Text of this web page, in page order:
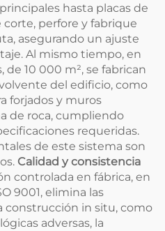
hasta placas de
perfore y fabrique
asegurando un ajuste
Al mismo tiempo, en
10 000 m², se fabrican
del edificio, como
forjados y muros
de roca, cumpliendo
requeridas.
de este sistema son
Calidad y consistencia
controlada en fábrica, en
9001, elimina las
construcción in situ, como
adversas, la